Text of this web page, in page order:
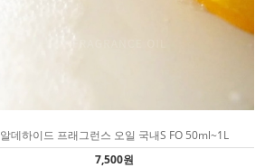
알데하이드 프래그런스 오일 국내S FO 50ml~1L
7,500원